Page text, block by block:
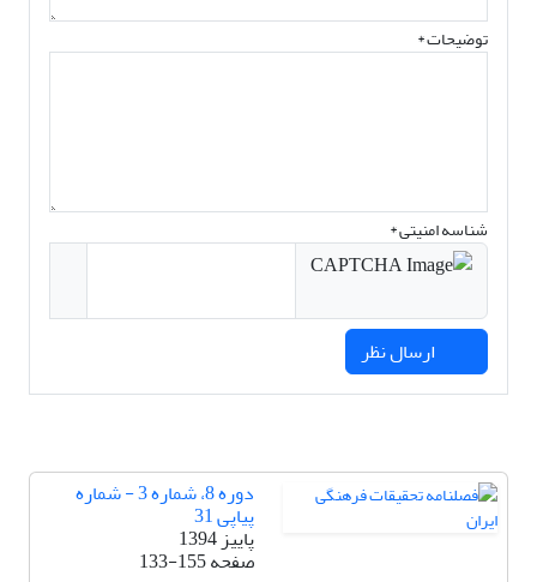
توضیحات *
شناسه امنیتی *
دوره 8، شماره 3 - شماره
پیاپی 31
پاییز 1394
صفحه133-155